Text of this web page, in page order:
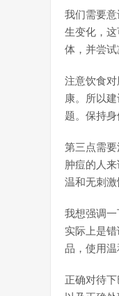
我们需要
生变化，
体，并尝试
注意饮食
康。所以
题。保持
第三点需
肿痘的人
温和无刺激
我想强调
实际上是
品，使用温
正确对待